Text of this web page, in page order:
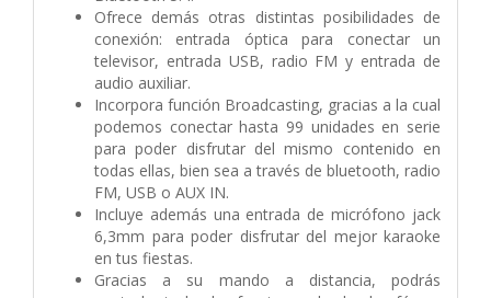
Ofrece demás otras distintas posibilidades de
conexión: entrada óptica para conectar un
televisor, entrada USB, radio FM y entrada de
audio auxiliar.
Incorpora función Broadcasting, gracias a la cual
podemos conectar hasta 99 unidades en serie
para poder disfrutar del mismo contenido en
todas ellas, bien sea a través de bluetooth, radio
FM, USB o AUX IN.
Incluye además una entrada de micrófono jack
6,3mm para poder disfrutar del mejor karaoke
en tus fiestas.
Gracias a su mando a distancia, podrás